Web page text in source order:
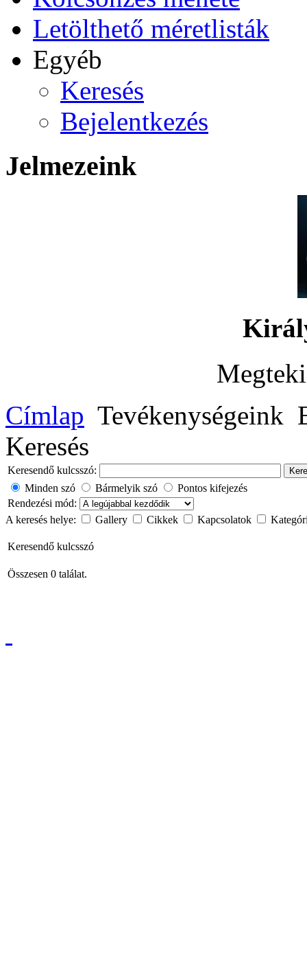
Letölthető méretlisták
Egyéb
Keresés
Bejelentkezés
Jelmezeink
Címlap Tevékenységeink
Keresés
Keresendő kulcsszó:
Minden szó Bármelyik szó
Pontos kifejezés
Rendezési mód:
A keresés helye:
Gallery Cikkek Kapcsolatok
Keresendő kulcsszó
Összesen 0 találat.